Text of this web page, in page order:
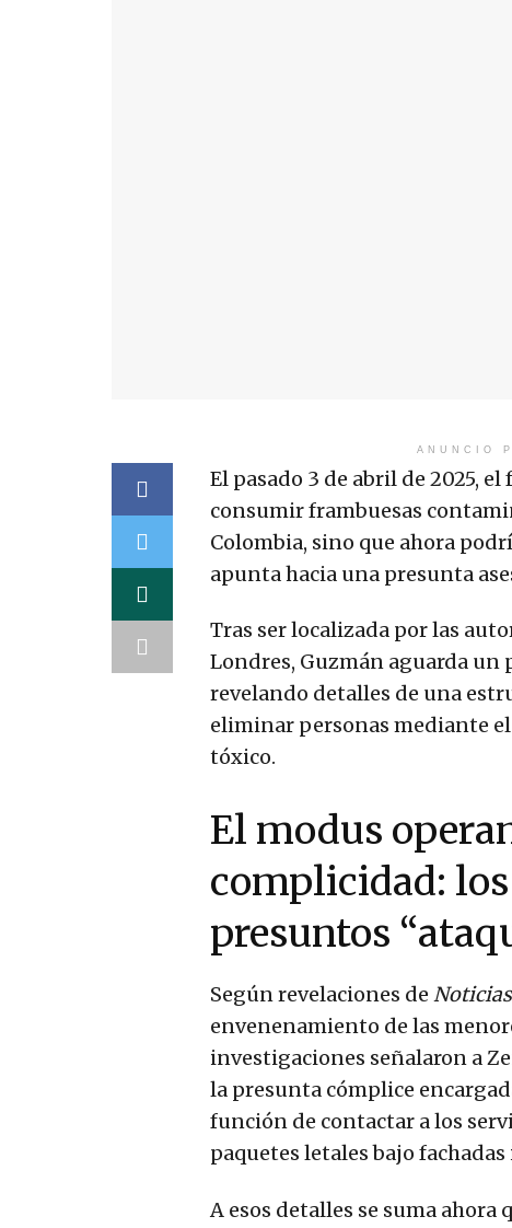
ANUNCIO
El pasado 3 de abril de 2025,
consumir frambuesas
Colombia, sino que ahora
apunta hacia una presunta
Tras ser localizada por las
Londres, Guzmán aguarda
revelando detalles de una
eliminar personas mediante
tóxico.
El modus
complicidad:
presuntos
Según revelaciones de
envenenamiento de las
investigaciones señalaron a
la presunta cómplice
función de contactar a los
paquetes letales bajo
A esos detalles se suma ahora